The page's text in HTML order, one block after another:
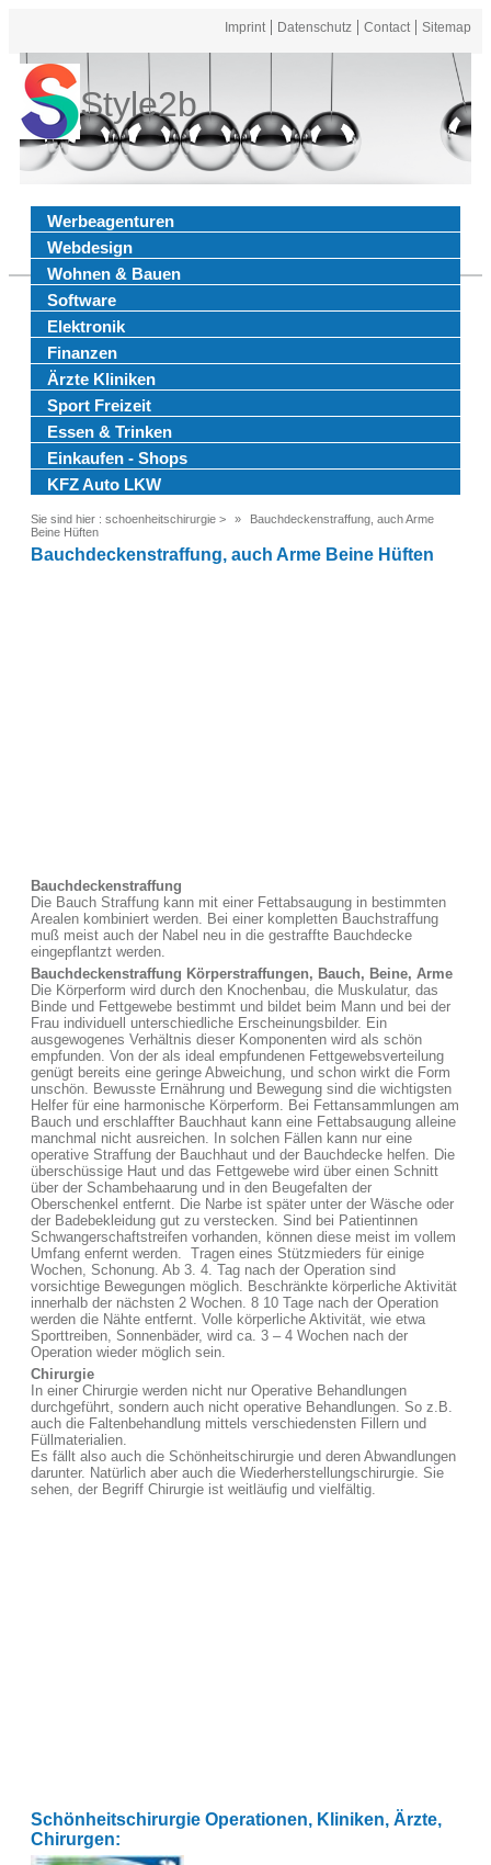
Imprint Datenschutz Contact Sitemap
Style2b
Werbeagenturen
Webdesign
Wohnen & Bauen
Software
Elektronik
Finanzen
Ärzte Kliniken
Sport Freizeit
Essen & Trinken
Einkaufen - Shops
KFZ Auto LKW
Sie sind hier : schoenheitschirurgie >
Bauchdeckenstraffung, auch Arme
Beine Hüften
Bauchdeckenstraffung, auch Arme Beine Hüften
Bauchdeckenstraffung
Die Bauch Straffung kann mit einer Fettabsaugung in bestimmten
Arealen kombiniert werden. Bei einer kompletten Bauchstraffung
muß meist auch der Nabel neu in die gestraffte Bauchdecke
eingepflantzt werden.
Bauchdeckenstraffung Körperstraffungen, Bauch, Beine, Arme
Die Körperform wird durch den Knochenbau, die Muskulatur, das
Binde und Fettgewebe bestimmt und bildet beim Mann und bei der
Frau individuell unterschiedliche Erscheinungsbilder. Ein
ausgewogenes Verhältnis dieser Komponenten wird als schön
empfunden. Von der als ideal empfundenen Fettgewebsverteilung
genügt bereits eine geringe Abweichung, und schon wirkt die Form
unschön. Bewusste Ernährung und Bewegung sind die wichtigsten
Helfer für eine harmonische Körperform. Bei Fettansammlungen am
Bauch und erschlaffter Bauchhaut kann eine Fettabsaugung alleine
manchmal nicht ausreichen. In solchen Fällen kann nur eine
operative Straffung der Bauchhaut und der Bauchdecke helfen. Die
überschüssige Haut und das Fettgewebe wird über einen Schnitt
über der Schambehaarung und in den Beugefalten der
Oberschenkel entfernt. Die Narbe ist später unter der Wäsche oder
der Badebekleidung gut zu verstecken. Sind bei Patientinnen
Schwangerschaftstreifen vorhanden, können diese meist im vollem
Umfang enfernt werden. Tragen eines Stützmieders für einige
Wochen, Schonung. Ab 3. 4. Tag nach der Operation sind
vorsichtige Bewegungen möglich. Beschränkte körperliche Aktivität
innerhalb der nächsten 2 Wochen. 8 10 Tage nach der Operation
werden die Nähte entfernt. Volle körperliche Aktivität, wie etwa
Sporttreiben, Sonnenbäder, wird ca. 3 – 4 Wochen nach der
Operation wieder möglich sein.
Chirurgie
In einer Chirurgie werden nicht nur Operative Behandlungen
durchgeführt, sondern auch nicht operative Behandlungen. So z.B.
auch die Faltenbehandlung mittels verschiedensten Fillern und
Füllmaterialien.
Es fällt also auch die Schönheitschirurgie und deren Abwandlungen
darunter. Natürlich aber auch die Wiederherstellungschirurgie. Sie
sehen, der Begriff Chirurgie ist weitläufig und vielfältig.
Schönheitschirurgie Operationen, Kliniken, Ärzte,
Chirurgen: